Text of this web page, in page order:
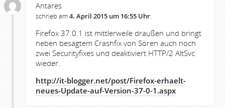
Antares
schrieb am4. April 2015 um 16:55 Uhr:
Firefox 37.0.1 ist mittlerweile draußen und bringt
neben besagtem Crashfix von Sören auch noch
zwei Securityfixes und deaktiviert HTTP/2 AltSvc
wieder.
http://it-blogger.net/post/Firefox-erhaelt-
neues-Update-auf-Version-37-0-1.aspx